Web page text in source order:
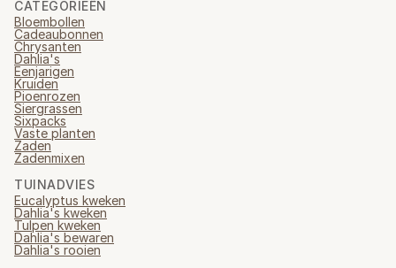
CATEGORIEËN
Bloembollen
Cadeaubonnen
Chrysanten
Dahlia's
Eenjarigen
Kruiden
Pioenrozen
Siergrassen
Sixpacks
Vaste planten
Zaden
Zadenmixen
TUINADVIES
Eucalyptus kweken
Dahlia's kweken
Tulpen kweken
Dahlia's bewaren
Dahlia's rooien